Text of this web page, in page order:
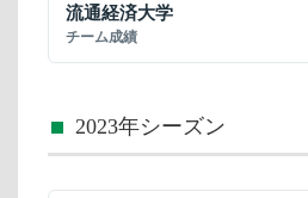
流通経済大学
チーム成績
2023年シーズン